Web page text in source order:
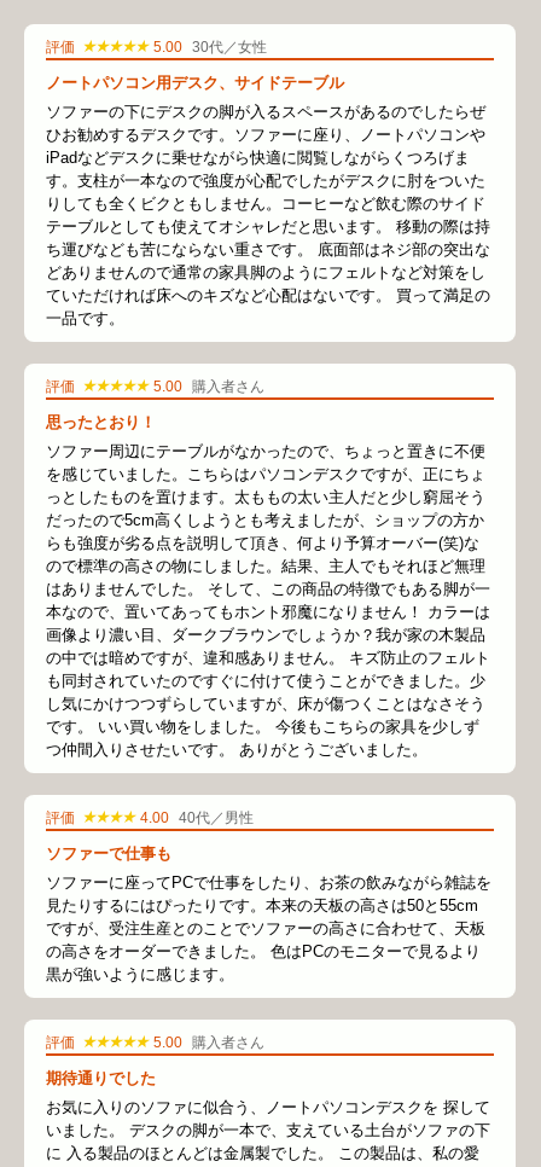
評価 ★★★★★ 5.00 30代／女性
ノートパソコン用デスク、サイドテーブル
ソファーの下にデスクの脚が入るスペースがあるのでしたらぜ
ひお勧めするデスクです。ソファーに座り、ノートパソコンや
iPadなどデスクに乗せながら快適に閲覧しながらくつろげま
す。支柱が一本なので強度が心配でしたがデスクに肘をついた
りしても全くビクともしません。コーヒーなど飲む際のサイド
テーブルとしても使えてオシャレだと思います。 移動の際は持
ち運びなども苦にならない重さです。 底面部はネジ部の突出な
どありませんので通常の家具脚のようにフェルトなど対策をし
ていただければ床へのキズなど心配はないです。 買って満足の
一品です。
評価 ★★★★★ 5.00 購入者さん
思ったとおり！
ソファー周辺にテーブルがなかったので、ちょっと置きに不便
を感じていました。こちらはパソコンデスクですが、正にちょ
っとしたものを置けます。太ももの太い主人だと少し窮屈そう
だったので5cm高くしようとも考えましたが、ショップの方か
らも強度が劣る点を説明して頂き、何より予算オーバー(笑)な
ので標準の高さの物にしました。結果、主人でもそれほど無理
はありませんでした。 そして、この商品の特徴でもある脚が一
本なので、置いてあってもホント邪魔になりません！ カラーは
画像より濃い目、ダークブラウンでしょうか？我が家の木製品
の中では暗めですが、違和感ありません。 キズ防止のフェルト
も同封されていたのですぐに付けて使うことができました。少
し気にかけつつずらしていますが、床が傷つくことはなさそう
です。 いい買い物をしました。 今後もこちらの家具を少しず
つ仲間入りさせたいです。 ありがとうございました。
評価 ★★★★ 4.00 40代／男性
ソファーで仕事も
ソファーに座ってPCで仕事をしたり、お茶の飲みながら雑誌を
見たりするにはぴったりです。本来の天板の高さは50と55cm
ですが、受注生産とのことでソファーの高さに合わせて、天板
の高さをオーダーできました。 色はPCのモニターで見るより
黒が強いように感じます。
評価 ★★★★★ 5.00 購入者さん
期待通りでした
お気に入りのソファに似合う、ノートパソコンデスクを 探して
いました。 デスクの脚が一本で、支えている土台がソファの下
に 入る製品のほとんどは金属製でした。 この製品は、私の愛